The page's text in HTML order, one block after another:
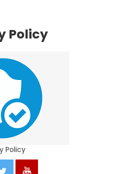
Policy
Policy